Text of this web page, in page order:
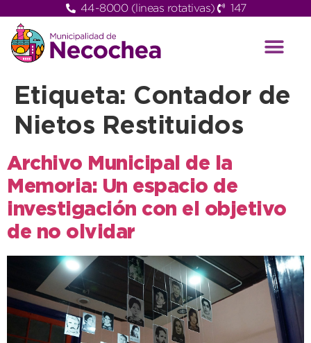
44-8000 (lineas rotativas) 147
Etiqueta: Contador de
Nietos Restituidos
Archivo Municipal de la
Memoria: Un espacio de
investigación con el objetivo
de no olvidar